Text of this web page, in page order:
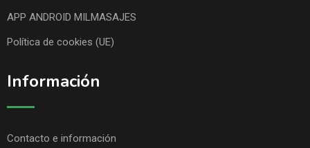
APP ANDROID MILMASAJES
Política de cookies (UE)
Información
Contacto e información